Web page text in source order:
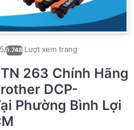
/1.748 Lượt xem trang
263 Chính Hãng
DCP-
Phường Bình Lợi